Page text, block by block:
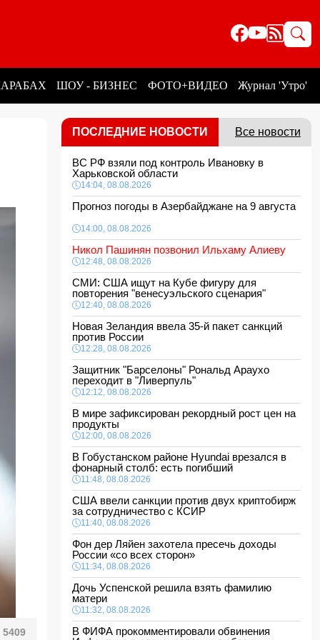
ШОУ - БИЗНЕС ФОТО+ВИДЕО Журнал 'Утро'
5409
ПОСЛЕДНИЕ НОВОСТИ Все новости
ВС РФ взяли под контроль Ивановку в
Харьковской области
14:04, 08.08.2026
Прогноз погоды в Азербайджане на 9 августа
14:00, 08.08.2026
Никол Пашинян позвонил Ильхаму Алиеву
12:48, 08.08.2026
СМИ: США ищут на Кубе фигуру для
повторения "венесуэльского сценария"
12:40, 08.08.2026
Новая Зеландия ввела 35-й пакет санкций
против России
12:28, 08.08.2026
Защитник "Барселоны" Рональд Араухо
переходит в "Ливерпуль"
12:12, 08.08.2026
В мире зафиксирован рекордный рост цен на
продукты
12:00, 08.08.2026
В Гобустанском районе Hyundai врезался в
фонарный столб: есть погибший
11:48, 08.08.2026
США ввели санкции против двух криптобирж
за сотрудничество с КСИР
11:40, 08.08.2026
Фон дер Ляйен захотела пресечь доходы
России «со всех сторон»
11:34, 08.08.2026
Дочь Успенской решила взять фамилию
матери
11:32, 08.08.2026
В ФИФА прокомментировали обвинения